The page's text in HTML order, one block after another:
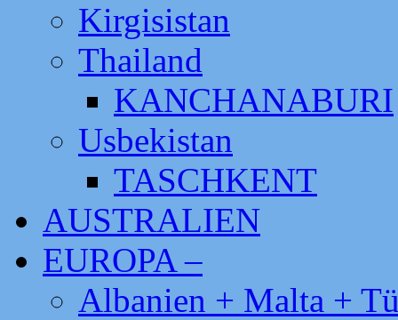
Kirgisistan
Thailand
KANCHANABURI
Usbekistan
TASCHKENT
AUSTRALIEN
EUROPA –
Albanien + Malta +